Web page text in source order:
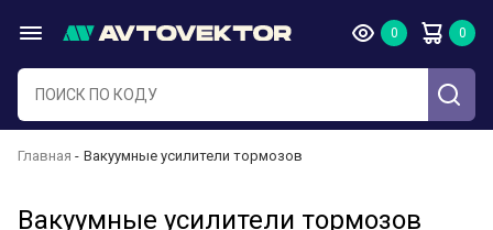
Главная Вакуумные усилители тормозов
Вакуумные усилители тормозов